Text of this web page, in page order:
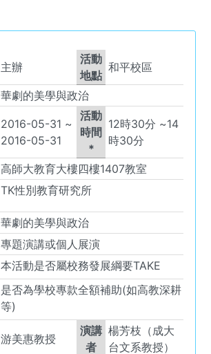
主辦
活動
地點
和平校區
華劇的美學與政治
2016-05-31 ~
2016-05-31
活動
時間
*
12時30 分 ~14
時30分
高師大教育大樓四樓1407教室
TK性別教育研究所
華劇的美學與政治
專題演講或個人展演
本活動是否屬校務發展綱要TAKE
是否為學校專款全額補助(如高教深耕
等)
游美惠教授
演講
者
楊芳枝（成大
台文系教授）